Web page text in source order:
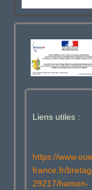
Liens utiles :
https://
france.fr/
29217/hamon-